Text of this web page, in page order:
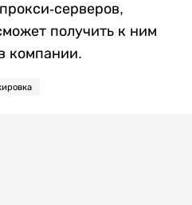
серверов,
получить к ним
компании.